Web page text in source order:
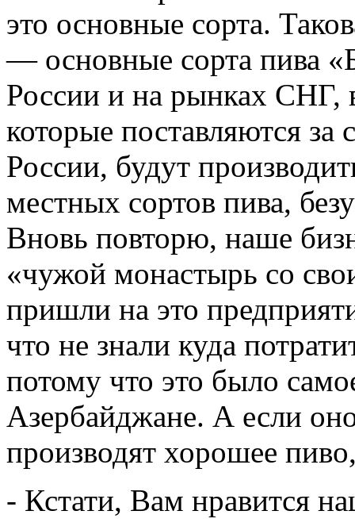
это основные сорта.
— основные сорта пива
России и на рынках СНГ,
которые поставляются за
России, будут
местных сортов пива,
Вновь повторю, наше
«чужой монастырь со
пришли на это
что не знали куда
потому что это было
Азербайджане. А если
производят хорошее
- Кстати, Вам нравится